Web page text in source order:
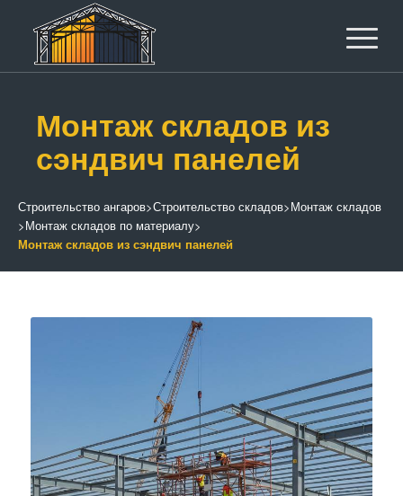
Монтаж складов из
сэндвич панелей
Строительство ангаров>Строительство складов>Монтаж складов
>Монтаж складов по материалу>
Монтаж складов из сэндвич панелей